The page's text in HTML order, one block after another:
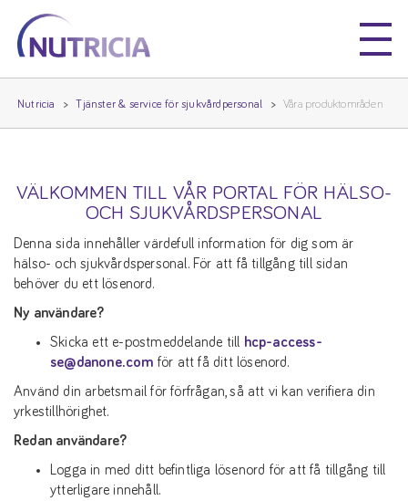
Nutricia
Nutricia
Nutricia Tjänster & service för sjukvårdpersonal Våra produktområden
VÄLKOMMEN TILL VÅR PORTAL FÖR HÄLSO-
OCH SJUKVÅRDSPERSONAL
Denna sida innehåller värdefull information för dig som är
hälso- och sjukvårdspersonal. För att få tillgång till sidan
behöver du ett lösenord.
Ny användare?
Skicka ett e-postmeddelande till
hcp-access-
se@danone.com för att få ditt lösenord.
Använd din arbetsmail för förfrågan, så att vi kan verifiera din
yrkestillhörighet.
Redan användare?
Logga in med ditt befintliga lösenord för att få tillgång till
ytterligare innehåll.